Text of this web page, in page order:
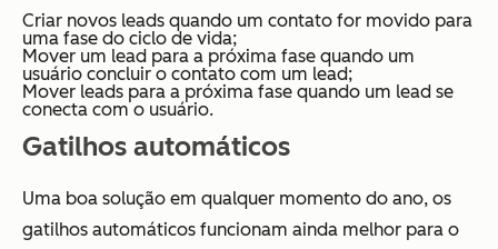
Criar novos leads quando um contato for movido para
uma fase do ciclo de vida;
Mover um lead para a próxima fase quando um
usuário concluir o contato com um lead;
Mover leads para a próxima fase quando um lead se
conecta com o usuário.
Gatilhos automáticos
Uma boa solução em qualquer momento do ano, os
gatilhos automáticos funcionam ainda melhor para o